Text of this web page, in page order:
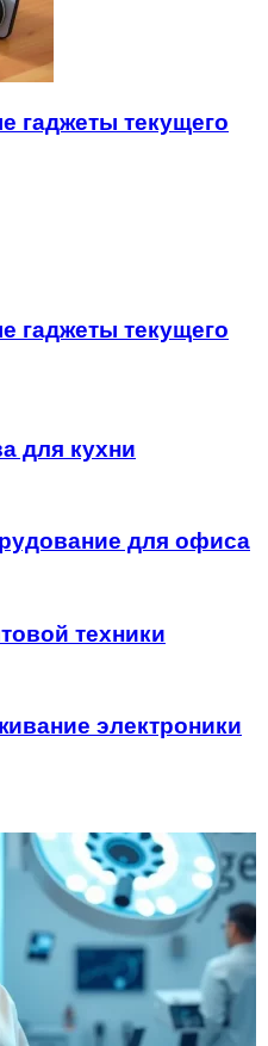
гаджеты текущего
гаджеты текущего
для кухни
для офиса
техники
электроники